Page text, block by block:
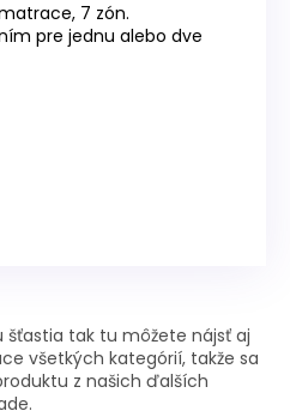
7 zón.
pre jednu alebo dve
šťastia tak tu môžete nájsť aj
všetkých kategórií, takže sa
z našich ďalších